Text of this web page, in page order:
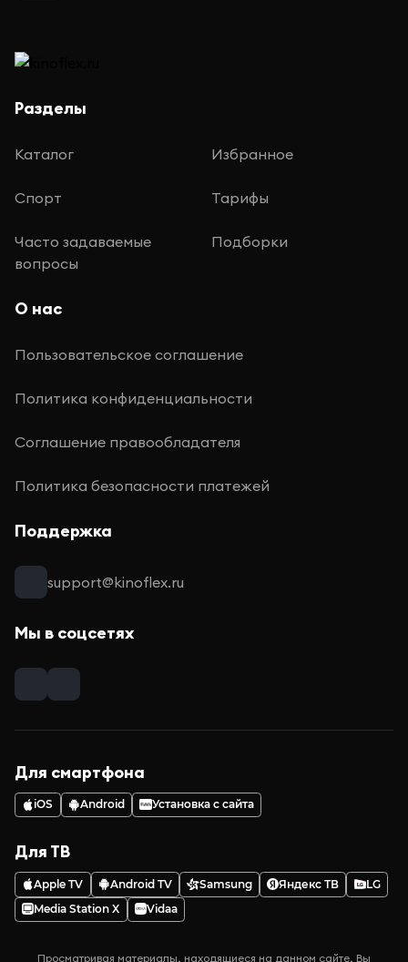
Разделы
Каталог Избранное
Спорт Тарифы
Часто задаваемые
вопросы
Подборки
О нас
Пользовательское соглашение
Политика конфиденциальности
Соглашение правообладателя
Политика безопасности платежей
Поддержка
support@kinoflex.ru
Мы в соцсетях
Для смартфона
iOS Android Установка с сайта
Для ТВ
Apple TV Android TV Samsung Яндекс ТВ
LG
Media Station X
Vidaa
Просматривая материалы, находящиеся на данном сайте, Вы